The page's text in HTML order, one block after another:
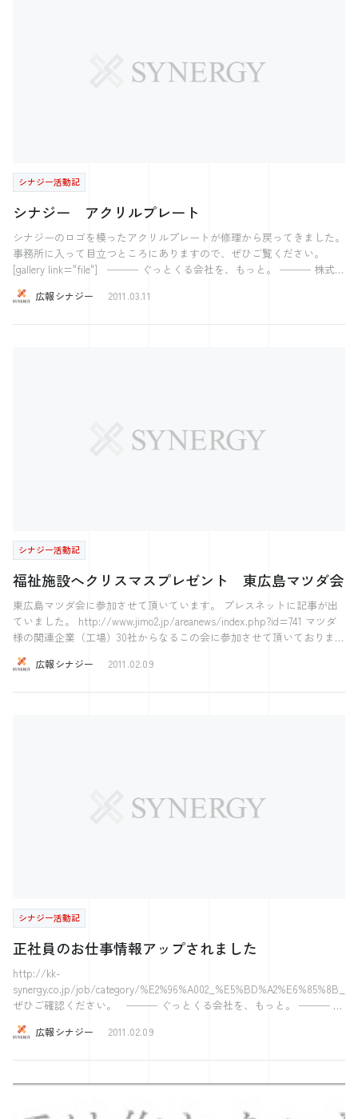
正され、登録型派遣や製造派遣が原則禁止になった場合に正社員での雇
用が増えると思うかを聞いたところ、「まったく思わない」が33・７％
ど、景気が低迷している状況では、法律が変わっても正社員を雇う余力
がないことをうかがわせる回答が目立った。 という内容です。 こちら
は正社員になるためには、まず戦力としての自分を磨きあげなければな
りません。 まず、ご自身にどういった武器があるのか。 そういった部
分を少しずつ棚卸ししながら、強みを尖らせ、就職に有利な自分を作っ
ていってください。 またこういった機会を設けさせて頂きますので、
宜しくお願い致します。 ─── ぐっとくる会社を、もっと。 ───
株式会社シナジー 〜2017ホワイト企業アワード受賞〜 〜注目の西日本
ベンチャー100に選出〜 ～日経Associe 特集人気注目の企業71に選出～
シナジー活動記
シナジー アクリルプレート
シナジーのロゴを模ったアクリルプレートが修理から戻ってきました。
事務所に入って目立つところにありますので、ぜひご覧ください。
[gallery link="file"] ─── ぐっとくる会社を、もっと。 ─── 株式会
社シナジー 〜2017ホワイト企業アワード受賞〜 〜注目の西日本ベンチ
ャー100に選出〜 ～日経Associe 特集人気注目の企業71に選出～ 気にな
広報シナジー 2011.03.11
シナジー活動記
福祉施設へクリスマスプレゼント 東広島マツダ会
東広島マツダ会に参加させて頂いています。 プレスネットに記事が出
ていました。 http://www.jimo2.jp/areanews/index.php?id=741 マツダ
様の関連企業（工場）30社からなるこの会に参加させて頂いております
が、こういった活動を通して少しでも地域に貢献できればと考えており
ます。 ─── ぐっとくる会社を、もっと。 ─── 株式会社シナジー
広報シナジー 2011.02.09
シナジー活動記
正社員のお仕事情報アップされました
http://kk-
synergy.co.jp/job/category/%E2%96%A002_%E5%BD%A2%E6%85%8B_/
ぜひご確認ください。 ─── ぐっとくる会社を、もっと。 ─── 株
式会社シナジー 〜2017ホワイト企業アワード受賞〜 〜注目の西日本ベ
ンチャー100に選出〜 ～日経Associe 特集人気注目の企業71に選出～ 気
【すごい！素人をプロデュース！】 得意と働くを繋げる！Jally‘ｓ＜ジ
広報シナジー 2011.02.09